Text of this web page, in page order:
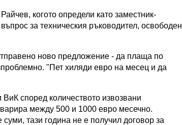
когото определи като заместник-
за техническия ръководител, освободен
ново предложение - да плаща по
"Пет хиляди евро на месец и да
според количеството извозвани
между 500 и 1000 евро месечно.
тази година не е получил договор за